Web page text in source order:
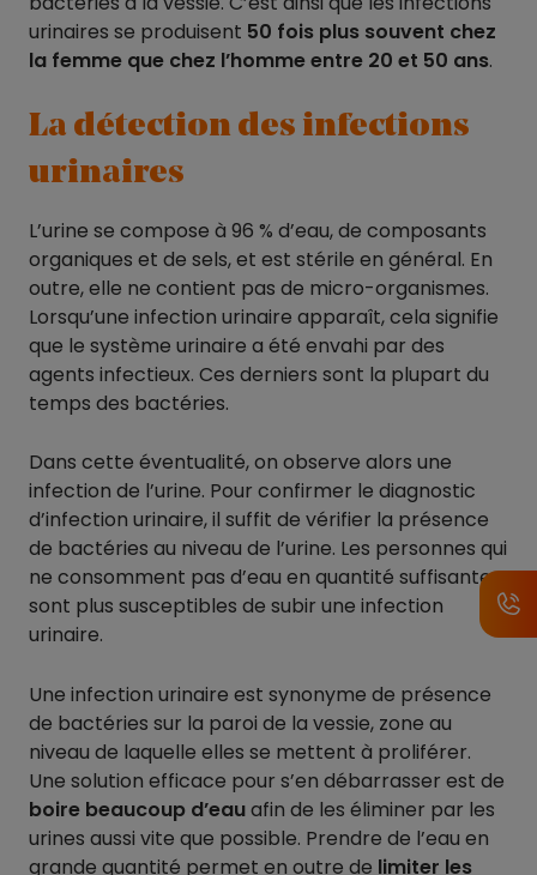
urinaires se produisent 50 fois plus souvent chez
la femme que chez l’homme entre 20 et 50 ans.
La détection des infections
urinaires
L’urine se compose à 96 % d’eau, de composants
organiques et de sels, et est stérile en général. En
outre, elle ne contient pas de micro-organismes.
Lorsqu’une infection urinaire apparaît, cela signifie
que le système urinaire a été envahi par des
agents infectieux. Ces derniers sont la plupart du
temps des bactéries.
Dans cette éventualité, on observe alors une
infection de l’urine. Pour confirmer le diagnostic
d’infection urinaire, il suffit de vérifier la présence
de bactéries au niveau de l’urine. Les personnes qui
ne consomment pas d’eau en quantité suffisante
sont plus susceptibles de subir une infection
urinaire.
Une infection urinaire est synonyme de présence
de bactéries sur la paroi de la vessie, zone au
niveau de laquelle elles se mettent à proliférer.
Une solution efficace pour s’en débarrasser est de
boire beaucoup d’eauafin de les éliminer par les
urines aussi vite que possible. Prendre de l’eau en
grande quantité permet en outre de limiter les